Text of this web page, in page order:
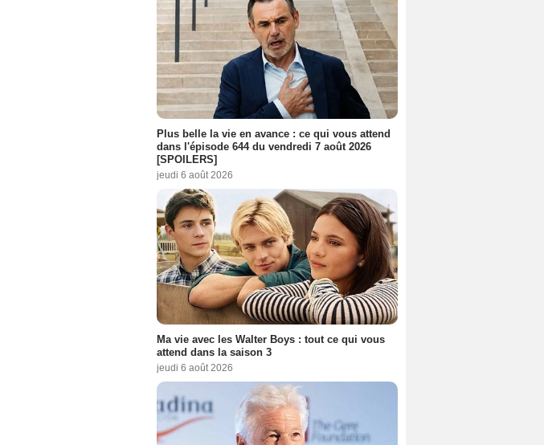
Plus belle la vie en avance : ce qui vous attend
dans l'épisode 644 du vendredi 7 août 2026
[SPOILERS]
jeudi 6 août 2026
Ma vie avec les Walter Boys : tout ce qui vous
attend dans la saison 3
jeudi 6 août 2026